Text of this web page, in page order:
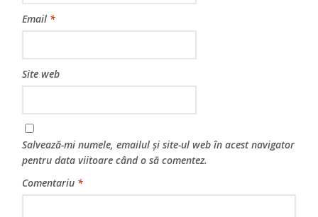
Email *
Site web
Salvează-mi numele, emailul și site-ul web în acest navigator
pentru data viitoare când o să comentez.
Comentariu *